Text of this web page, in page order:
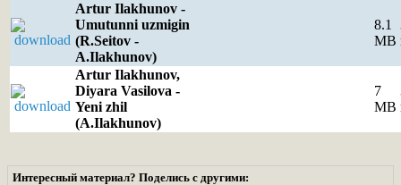
Artur Ilakhunov -
Umutunni uzmigin
(R.Seitov -
A.Ilakhunov)
8.1
MB
Artur Ilakhunov,
Diyara Vasilova -
Yeni zhil
(A.Ilakhunov)
7
MB
Интересный материал? Поделись с другими: